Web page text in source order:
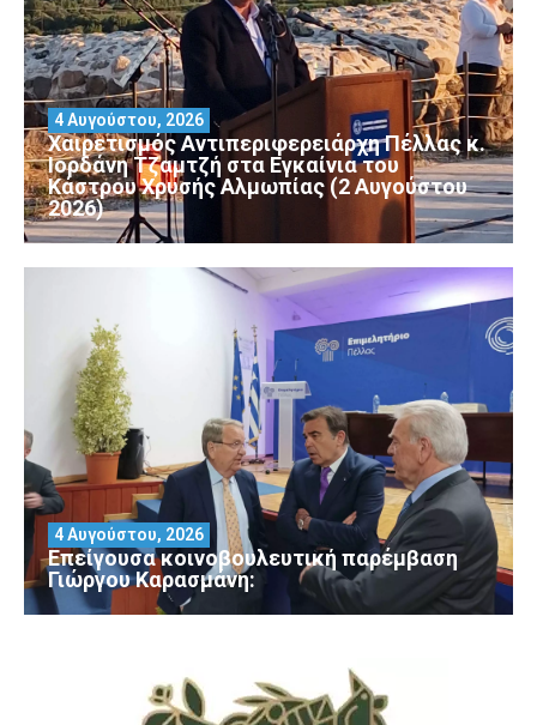
Χαιρετισμός Αντιπεριφερειάρχη Πέλλας κ.
Ιορδάνη Τζαμτζή στα Εγκαίνια του
Κάστρου Χρυσής Αλμωπίας (2 Αυγούστου
2026)
4 Αυγούστου, 2026
Επείγουσα κοινοβουλευτική παρέμβαση
Γιώργου Καρασμάνη:
4 Αυγούστου, 2026